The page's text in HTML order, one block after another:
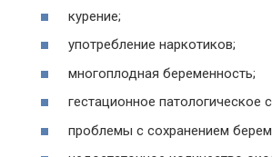
курение;
употребление наркотиков;
многоплодная беременность;
гестационное патологическое
проблемы с сохранением